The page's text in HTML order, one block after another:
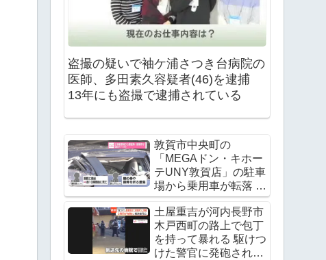
盗撮の疑いで袖ケ浦さつき台病院の
医師、多田素久容疑者(46)を逮捕
13年にも盗撮で逮捕されている
敦賀市中央町の
「MEGAドン・キホー
テUNY敦賀店」の駐車
場から乗用車が転落 運
転手の飯田諭さんが死
亡 Twitter(X)に現地の
様子
土屋重吉が河内長野市
木戸西町の路上で包丁
を持って暴れる 駆けつ
けた警官に発砲され死